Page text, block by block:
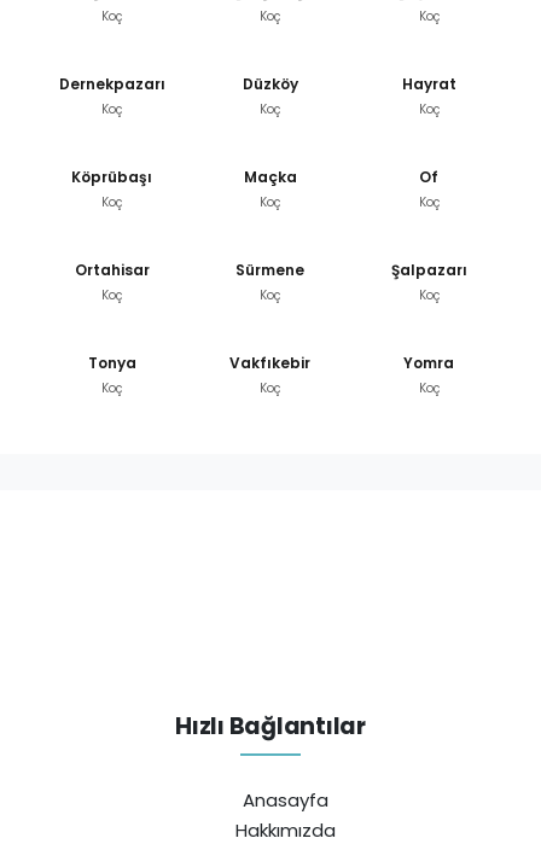
Koç Koç Koç
Dernekpazarı
Koç
Düzköy
Koç
Hayrat
Koç
Köprübaşı
Koç
Maçka
Koç
Of
Koç
Ortahisar
Koç
Sürmene
Koç
Şalpazarı
Koç
Tonya
Koç
Vakfıkebir
Koç
Yomra
Koç
Hızlı Bağlantılar
Anasayfa
Hakkımızda